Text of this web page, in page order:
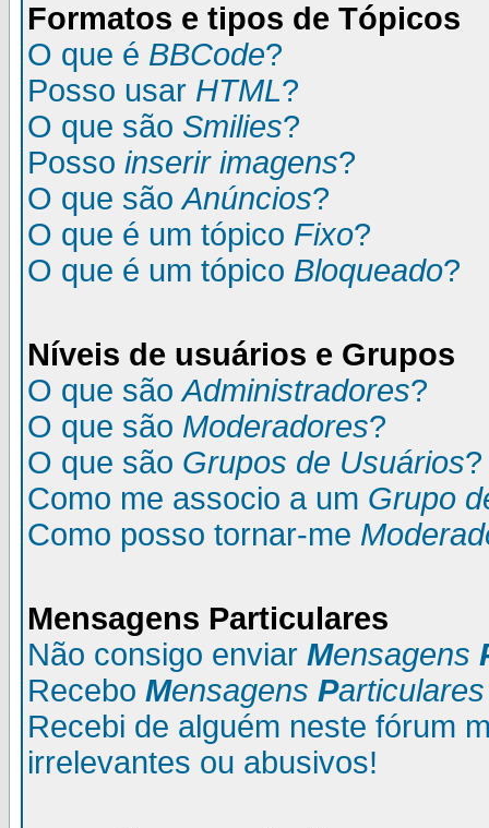
Formatos e tipos de Tópicos
O que é BBCode?
Posso usar HTML?
O que são Smilies?
Posso inserir imagens?
O que sãoAnúncios?
O que é um tópico Fixo?
O que é um tópico Bloqueado?
Níveis de usuários e Grupos
O que sãoAdministradores?
O que são Moderadores?
O que são Grupos de Usuários?
Como me associo a um Grupo
Como posso tornar-me
Mensagens Particulares
Não consigo enviar Mensagens
Recebo Mensagens Particulares
Recebi de alguém neste fórum
irrelevantes ou abusivos!